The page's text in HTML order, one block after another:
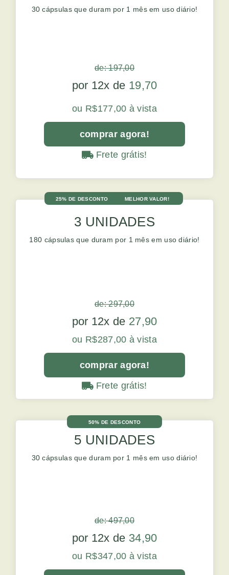
30 cápsulas que duram por 1 mês em uso diário!
de: 197,00
por 12x de 19,70
ou R$177,00 à vista
comprar agora!
Frete grátis!
25% DE DESCONTO MELHOR VALOR!
3 UNIDADES
180 cápsulas que duram por 1 mês em uso diário!
de: 297,00
por 12x de 27,90
ou R$287,00 à vista
comprar agora!
Frete grátis!
50% DE DESCONTO
5 UNIDADES
30 cápsulas que duram por 1 mês em uso diário!
de: 497,00
por 12x de 34,90
ou R$347,00 à vista